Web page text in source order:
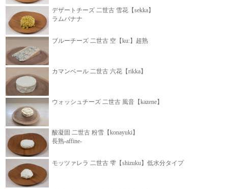
デザートチーズ 二世古 雪花【sekka】
ラムバナナ
ブルーチーズ 二世古 空【ku:】超熟
カマンベール 二世古 六花【rikka】
ウォッシュチーズ 二世古 風音【kazene】
酸凝固 二世古 粉雪【konayuki】
長熟-affine-
モッツァレラ 二世古 雫【shizuku】低水分タイプ